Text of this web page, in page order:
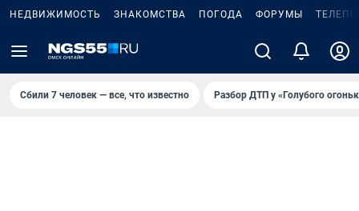
НЕДВИЖИМОСТЬ ЗНАКОМСТВА ПОГОДА ФОРУМЫ
Сбили 7 человек — все, что известно Разбор ДТП у «Голубого